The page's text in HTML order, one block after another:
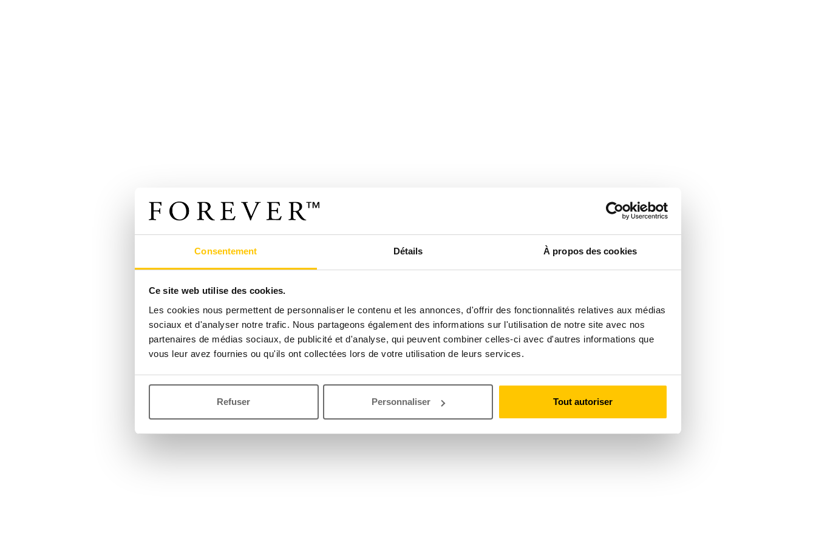
Consentement Détails À propos des cookies
Ce site web utilise des cookies.
Les cookies nous permettent de personnaliser le contenu et les annonces, d'offrir des fonctionnalités relatives aux médias
sociaux et d'analyser notre trafic. Nous partageons également des informations sur l'utilisation de notre site avec nos
partenaires de médias sociaux, de publicité et d'analyse, qui peuvent combiner celles-ci avec d'autres informations que
vous leur avez fournies ou qu'ils ont collectées lors de votre utilisation de leurs services.
Refuser Personnaliser Tout autoriser